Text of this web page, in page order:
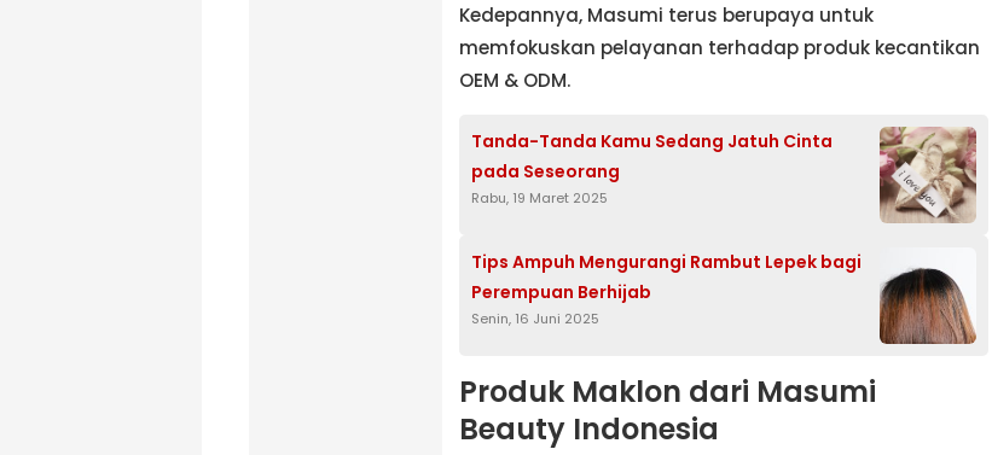
Kedepannya, Masumi terus berupaya untuk
memfokuskan pelayanan terhadap produk kecantikan
OEM & ODM.
Tanda-Tanda Kamu Sedang Jatuh Cinta
pada Seseorang
Rabu, 19 Maret 2025
Tips Ampuh Mengurangi Rambut Lepek bagi
Perempuan Berhijab
Senin, 16 Juni 2025
Produk Maklon dari Masumi
Beauty Indonesia